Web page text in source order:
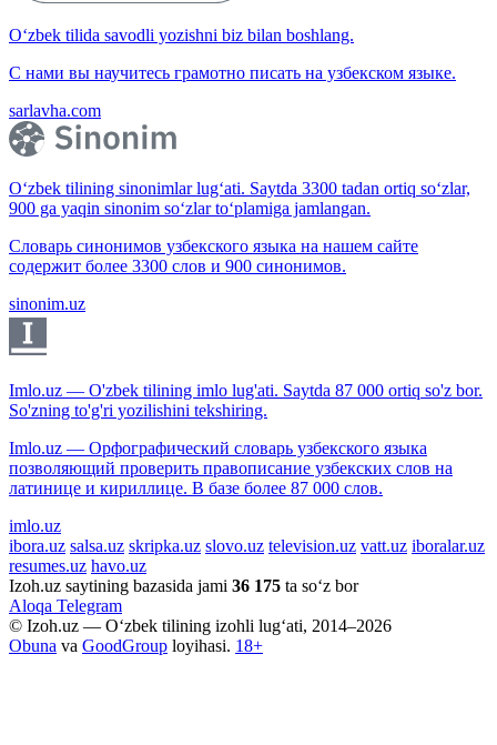
O‘zbek tilida savodli yozishni biz bilan boshlang.
С нами вы научитесь грамотно писать на узбекском языке.
sarlavha.com
O‘zbek tilining sinonimlar lug‘ati. Saytda 3300 tadan ortiq so‘zlar,
900 ga yaqin sinonim so‘zlar to‘plamiga jamlangan.
Словарь синонимов узбекского языка на нашем сайте
содержит более 3300 слов и 900 синонимов.
sinonim.uz
Imlo.uz — O'zbek tilining imlo lug'ati. Saytda 87 000 ortiq so'z bor.
So'zning to'g'ri yozilishini tekshiring.
Imlo.uz — Орфографический словарь узбекского языка
позволяющий проверить правописание узбекских слов на
латинице и кириллице. В базе более 87 000 слов.
imlo.uz
ibora.uz salsa.uz skripka.uz slovo.uz television.uz vatt.uz iboralar.uz
resumes.uz havo.uz
Izoh.uz saytining bazasida jami 36 175 ta so‘z bor
Aloqa Telegram
© Izoh.uz — O‘zbek tilining izohli lug‘ati, 2014–2026
Obuna va GoodGroup loyihasi. 18+